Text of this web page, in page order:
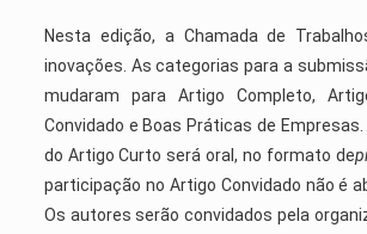
Nesta edição, a Chamada de
inovações. As categorias para a
mudaram para Artigo Completo,
Convidado e Boas Práticas de
do Artigo Curto será oral, no formato de
participação no Artigo Convidado não é
Os autores serão convidados pela